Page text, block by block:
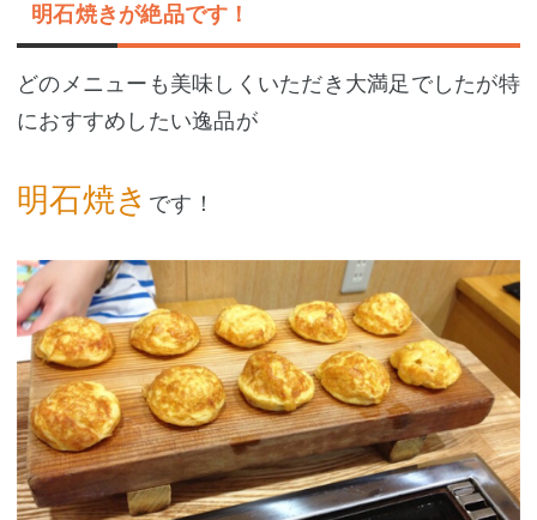
明石焼きが絶品です！
どのメニューも美味しくいただき大満足でしたが特
におすすめしたい逸品が
明石焼き です！